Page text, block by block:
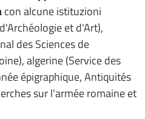
con alcune istituzioni
et d'Art),
des Sciences de
algerine (Service des
épigraphique, Antiquités
sur l'armée romaine et